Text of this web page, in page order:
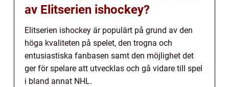
av Elitserien ishockey?
Elitserien ishockey är populärt på grund av den
höga kvaliteten på spelet, den trogna och
entusiastiska fanbasen samt den möjlighet det
ger för spelare att utvecklas och gå vidare till spel
i bland annat NHL.